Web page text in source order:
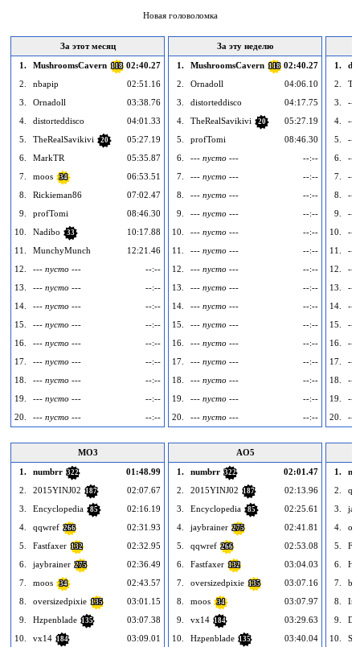
Новая головоломка
За этот месяц
1.
MushroomsCavern 118 02:40.27
2.
nbapip
02:51.16
3.
Ornadoll
03:38.76
4.
distorteddisco
04:01.33
5.
TheRealSavikivi 20
05:27.19
6.
MarkTR
05:35.87
7.
moos 34
06:53.51
8.
Rickieman86
07:02.47
9.
profTomi
08:46.30
10.
Nadibo 33
10:17.88
11.
MunchyMunch
12:21.46
12.
--- пусто ---
--:--
13.
--- пусто ---
--:--
14.
--- пусто ---
--:--
15.
--- пусто ---
--:--
16.
--- пусто ---
--:--
17.
--- пусто ---
--:--
18.
--- пусто ---
--:--
19.
--- пусто ---
--:--
20.
--- пусто --- --:--
За эту неделю
1.
MushroomsCavern 118 02:40.27
2.
Ornadoll
04:06.10
3.
distorteddisco
04:17.75
4.
TheRealSavikivi 20
05:27.19
5.
profTomi
08:46.30
6.
--- пусто ---
--:--
7.
--- пусто ---
--:--
8.
--- пусто ---
--:--
9.
--- пусто ---
--:--
10.
--- пусто ---
--:--
11.
--- пусто ---
--:--
12.
--- пусто ---
--:--
13.
--- пусто ---
--:--
14.
--- пусто ---
--:--
15.
--- пусто ---
--:--
16.
--- пусто ---
--:--
17.
--- пусто ---
--:--
18.
--- пусто ---
--:--
19.
--- пусто ---
--:--
20.
--- пусто --- --:--
1.
2.
3.
---
4.
---
5.
---
6.
---
7.
---
8.
---
9.
---
10.
---
11.
---
12.
---
13.
---
14.
---
15.
---
16.
---
17.
---
18.
---
19.
---
20.
---
MO3
1.
numbrr 322
01:48.99
2.
2015YINJ02 187
02:07.67
3.
Encyclopedia 85
02:16.19
4.
qqwref 266
02:31.93
5.
Fastfaxer 132
02:32.95
6.
jaybrainer 275
02:36.49
7.
moos 34
02:43.57
8.
oversizedpixie 135
03:01.15
9.
Hzpenblade 135
03:07.38
10.
vx14 184 03:09.01
AO5
1.
numbrr 322
02:01.47
2.
2015YINJ02 187
02:13.96
3.
Encyclopedia 85
02:25.61
4.
jaybrainer 275
02:41.81
5.
qqwref 266
02:53.08
6.
Fastfaxer 132
03:04.03
7.
oversizedpixie 135
03:07.16
8.
moos 34
03:07.97
9.
vx14 184
03:29.63
10.
Hzpenblade 135 03:40.04
1.
2.
3.
4.
5.
6.
7.
8.
9.
10.